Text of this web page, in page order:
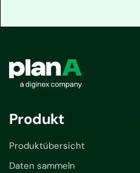
Produkt
Produktübersicht
Daten sammeln